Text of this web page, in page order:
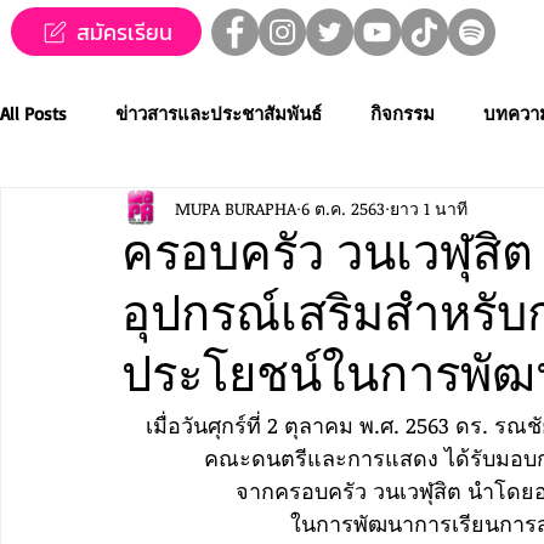
สมัครเรียน
All Posts ข่าวสารและประชาสัมพันธ์ กิจกรรม บทควา
ข่าวทุนการศึกษา MUPA ชวนชม👀🍿 MUPA On
Western Music Applied Performing Art Creative
การประกวดขับร้องเพลงไทยลูกทุ่ง
MUPAC การประชุมวิชาการและงาน
ครอบครัว วนเวฬุสิ
อุปกรณ์เสริมสำหรับ
ประโยชน์ในการพั
MUPA BURAPHA 6 ต.ค. 2563 ยาว 1 นาที
เมื่อวันศุกร์ที่ 2 ตุลาคม พ.ศ. 2563 ดร. ร
คณะดนตรีและการแสดง ได้รับมอ
จากครอบครัว วนเวฬุสิต นำโด
ในการพัฒนาการเรียนกา